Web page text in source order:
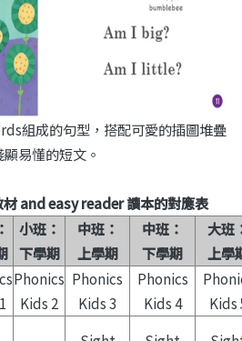
組成的句型，搭配可愛的插圖堆疊
顯易懂的短文。
and easy reader 讀本的對應表
小班：
下學期
中班：
上學期
中班：
下學期
大班
上學
Phonics
Kids 2
Phonics
Kids 3
Phonics
Kids 4
Kids